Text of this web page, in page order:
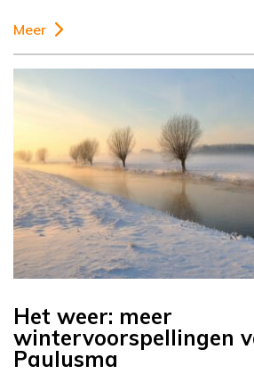
Meer
Het weer: meer
wintervoorspellingen
Paulusma